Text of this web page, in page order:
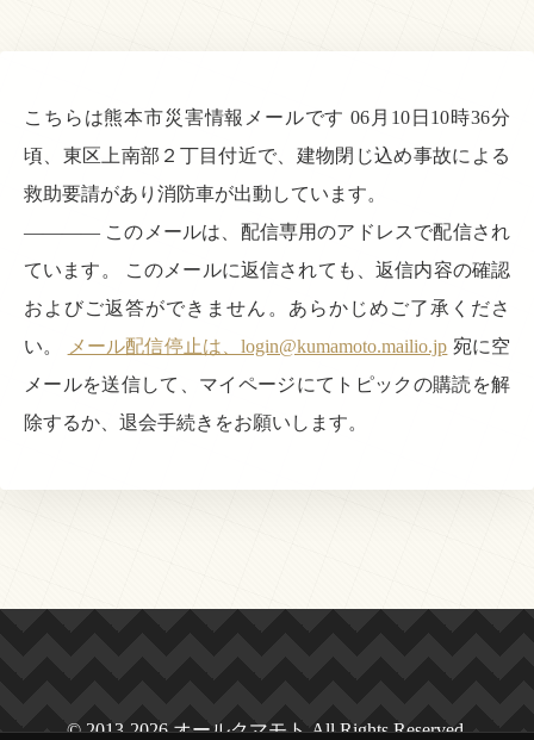
こちらは熊本市災害情報メールです 06月10日10時36分
頃、東区上南部２丁目付近で、建物閉じ込め事故による
救助要請があり消防車が出動しています。
———— このメールは、配信専用のアドレスで配信され
ています。 このメールに返信されても、返信内容の確認
およびご返答ができません。あらかじめご了承くださ
い。
メール配信停止は、login@kumamoto.mailio.jp 宛に空
メールを送信して、マイページにてトピックの購読を解
除するか、退会手続きをお願いします。
© 2013-2026 オールクマモト All Rights Reserved.